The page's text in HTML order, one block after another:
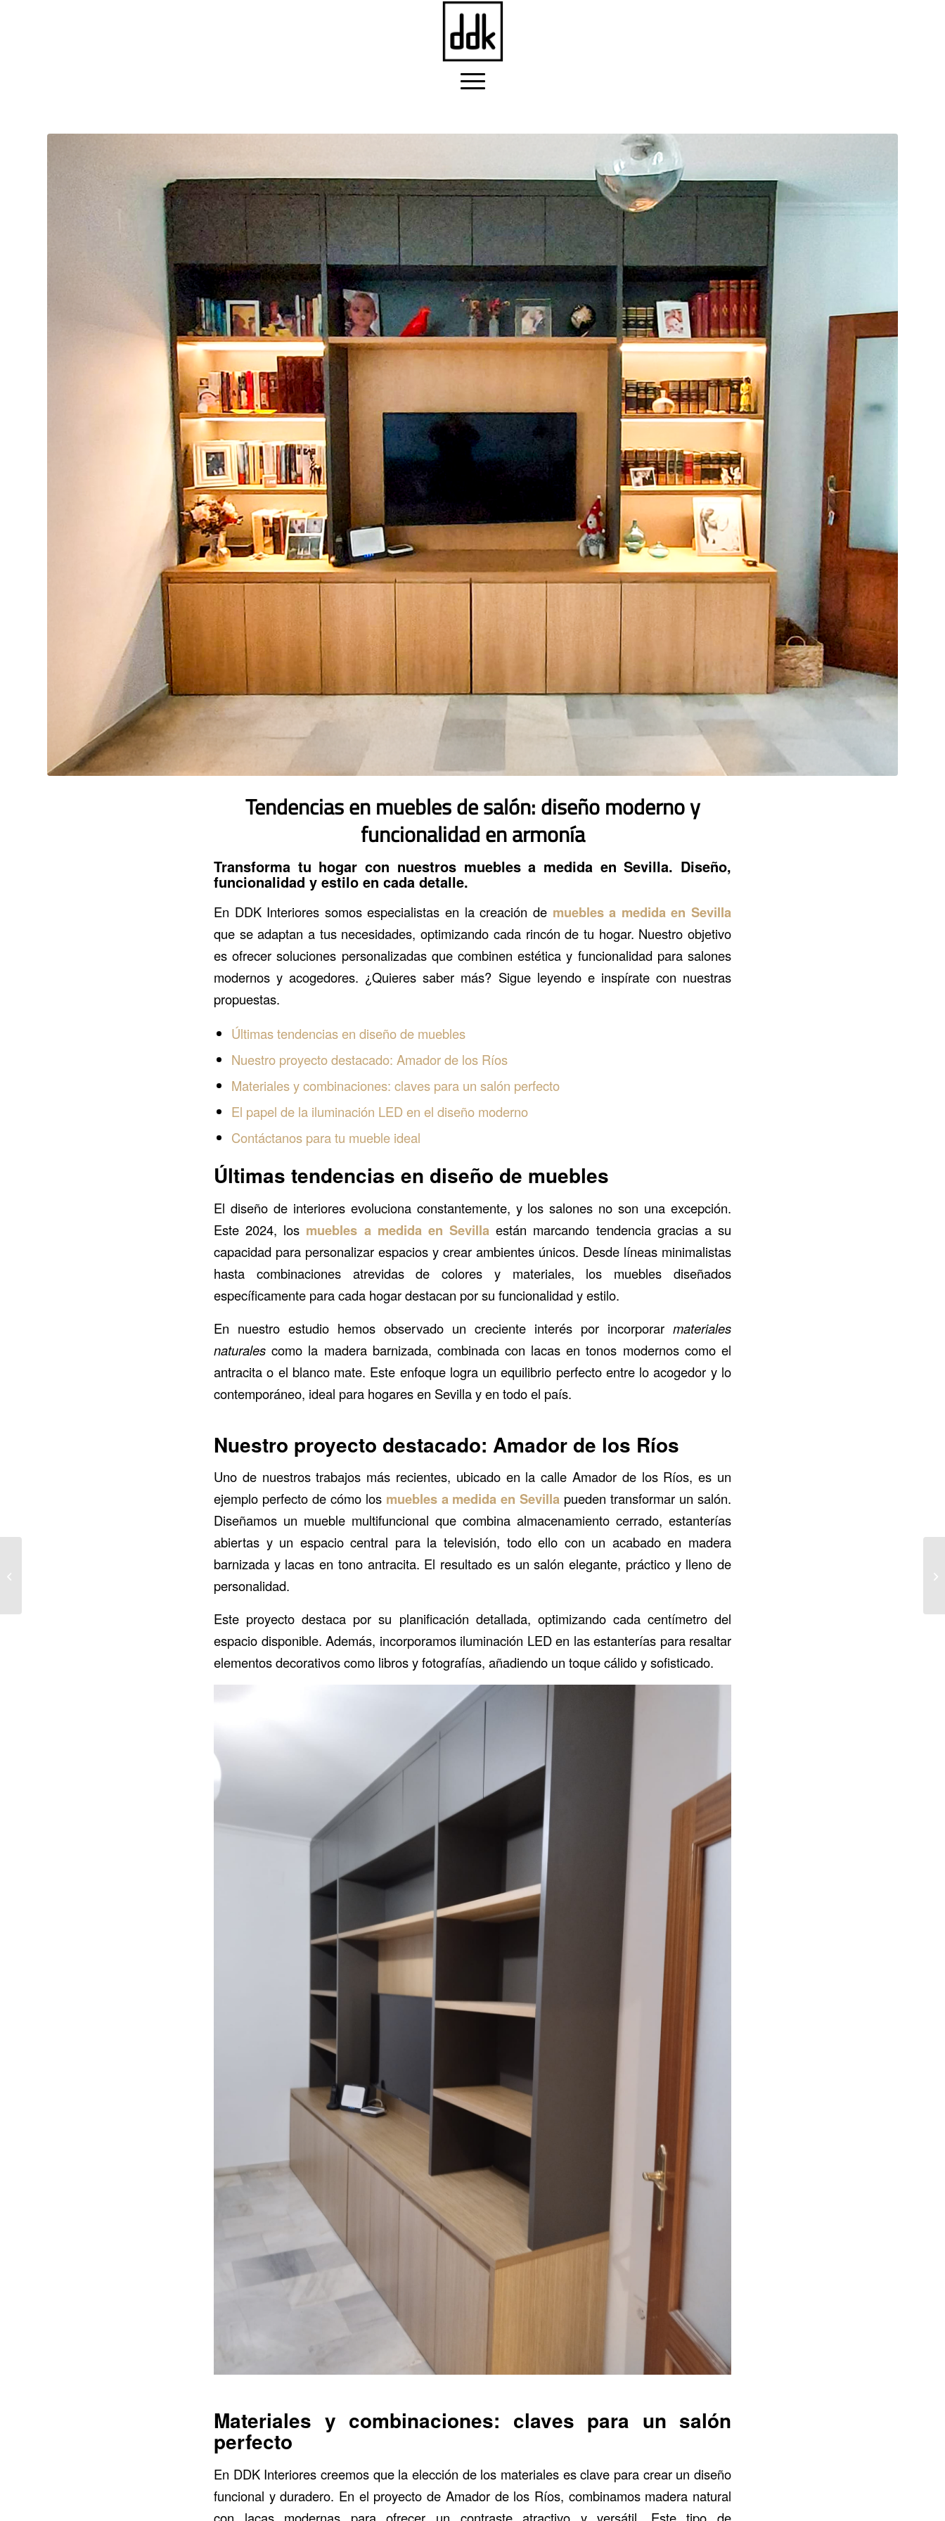
Tendencias en muebles de salón: diseño moderno y
funcionalidad en armonía
Transforma tu hogar con nuestros muebles a medida en Sevilla. Diseño,
funcionalidad y estilo en cada detalle.
En DDK Interiores somos especialistas en la creación de muebles a medida en Sevilla
que se adaptan a tus necesidades, optimizando cada rincón de tu hogar. Nuestro objetivo
es ofrecer soluciones personalizadas que combinen estética y funcionalidad para salones
modernos y acogedores. ¿Quieres saber más? Sigue leyendo e inspírate con nuestras
propuestas.
Últimas tendencias en diseño de muebles
Nuestro proyecto destacado: Amador de los Ríos
Materiales y combinaciones: claves para un salón perfecto
El papel de la iluminación LED en el diseño moderno
Contáctanos para tu mueble ideal
Últimas tendencias en diseño de muebles
El diseño de interiores evoluciona constantemente, y los salones no son una excepción.
Este 2024, los muebles a medida en Sevilla están marcando tendencia gracias a su
capacidad para personalizar espacios y crear ambientes únicos. Desde líneas minimalistas
hasta combinaciones atrevidas de colores y materiales, los muebles diseñados
específicamente para cada hogar destacan por su funcionalidad y estilo.
En nuestro estudio hemos observado un creciente interés por incorporar materiales
naturales como la madera barnizada, combinada con lacas en tonos modernos como el
antracita o el blanco mate. Este enfoque logra un equilibrio perfecto entre lo acogedor y lo
contemporáneo, ideal para hogares en Sevilla y en todo el país.
Nuestro proyecto destacado: Amador de los Ríos
Uno de nuestros trabajos más recientes, ubicado en la calle Amador de los Ríos, es un
ejemplo perfecto de cómo los muebles a medida en Sevilla pueden transformar un salón.
Diseñamos un mueble multifuncional que combina almacenamiento cerrado, estanterías
abiertas y un espacio central para la televisión, todo ello con un acabado en madera
barnizada y lacas en tono antracita. El resultado es un salón elegante, práctico y lleno de
personalidad.
Este proyecto destaca por su planificación detallada, optimizando cada centímetro del
espacio disponible. Además, incorporamos iluminación LED en las estanterías para resaltar
elementos decorativos como libros y fotografías, añadiendo un toque cálido y sofisticado.
Materiales y combinaciones: claves para un salón
perfecto
En DDK Interiores creemos que la elección de los materiales es clave para crear un diseño
funcional y duradero. En el proyecto de Amador de los Ríos, combinamos madera natural
con lacas modernas para ofrecer un contraste atractivo y versátil. Este tipo de